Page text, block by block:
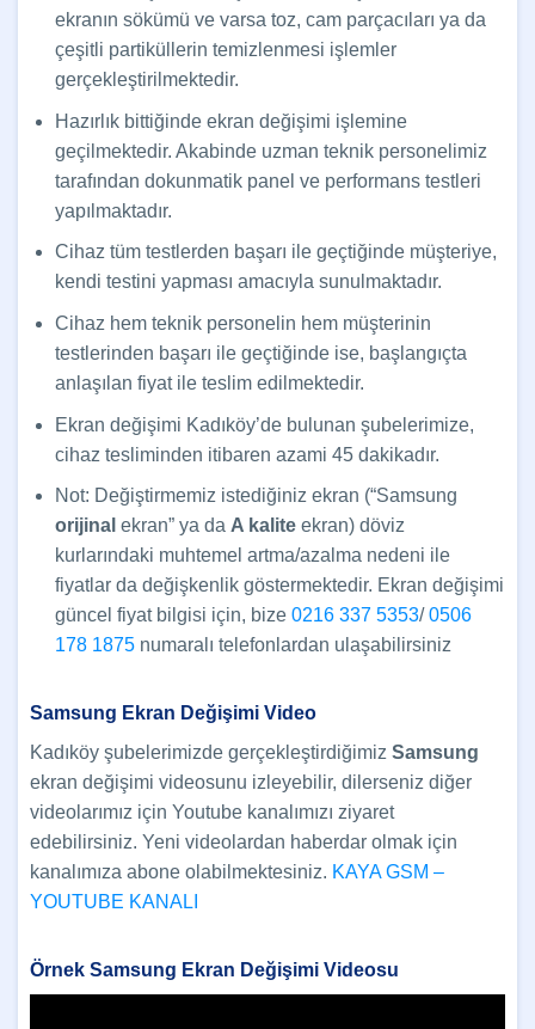
ekranın sökümü ve varsa toz, cam parçacıları ya da
çeşitli partiküllerin temizlenmesi işlemler
gerçekleştirilmektedir.
Hazırlık bittiğinde ekran değişimi işlemine
geçilmektedir. Akabinde uzman teknik personelimiz
tarafından dokunmatik panel ve performans testleri
yapılmaktadır.
Cihaz tüm testlerden başarı ile geçtiğinde müşteriye,
kendi testini yapması amacıyla sunulmaktadır.
Cihaz hem teknik personelin hem müşterinin
testlerinden başarı ile geçtiğinde ise, başlangıçta
anlaşılan fiyat ile teslim edilmektedir.
Ekran değişimi Kadıköy’de bulunan şubelerimize,
cihaz tesliminden itibaren azami 45 dakikadır.
Not: Değiştirmemiz istediğiniz ekran (“Samsung
orijinal ekran” ya da A kaliteekran) döviz
kurlarındaki muhtemel artma/azalma nedeni ile
fiyatlar da değişkenlik göstermektedir. Ekran değişimi
güncel fiyat bilgisi için, bize 0216 337 5353/0506
178 1875numaralı telefonlardan ulaşabilirsiniz
Samsung Ekran Değişimi Video
Kadıköy şubelerimizde gerçekleştirdiğimiz Samsung
ekran değişimi videosunu izleyebilir, dilerseniz diğer
videolarımız için Youtube kanalımızı ziyaret
edebilirsiniz. Yeni videolardan haberdar olmak için
kanalımıza abone olabilmektesiniz. KAYA GSM –
YOUTUBE KANALI
Örnek Samsung Ekran Değişimi Videosu